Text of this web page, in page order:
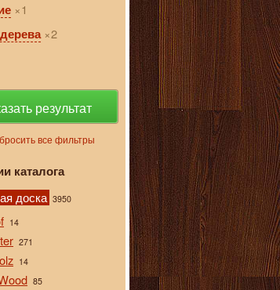
1
2
результат
все фильтры
каталога
доска 3950
14
271
14
85